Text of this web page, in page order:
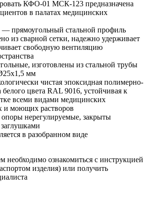
КФО-01 МСК-123 предназначена
в палатах медицинских
— прямоугольный стальной профиль
из сварной сетки, надежно удерживает
свободную вентиляцию
изготовлены из стальной трубы
мм
чистая эпоксидная полимерно-
белого цвета RAL 9016, устойчивая к
всеми видами медицинских
моющих растворов
нерегулируемые, закрыты
в разобранном виде
необходимо ознакомиться с инструкцией
изделия) или получить